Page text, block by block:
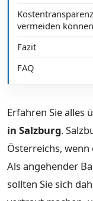
vermeiden können
Fazit
FAQ
Erfahren Sie alles
in Salzburg.
Österreichs,
Als angehender
sollten Sie sich